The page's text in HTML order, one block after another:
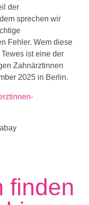
der
sprechen wir
Fehler. Wem diese
ist eine der
Zahnärztinnen
2025 in Berlin.
finden